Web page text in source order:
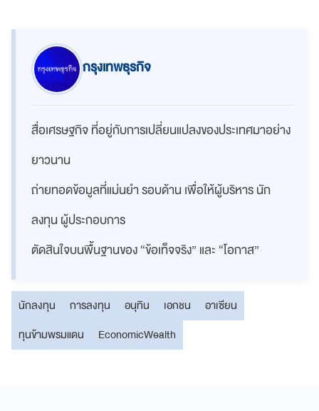
กรุงเทพธุรกิจ
สื่อเศรษฐกิจ ที่อยู่กับการเปลี่ยนแปลงของประเทศมาอย่าง
ยาวนาน
ถ่ายทอดข้อมูลที่แม่นยำ รอบด้าน เพื่อให้ผู้บริหาร นัก
ลงทุน ผู้ประกอบการ
ตัดสินใจบนพื้นฐานของ “ข้อเท็จจริง” และ “โอกาส”
นักลงทุน การลงทุน อนุทิน เอกชน
อาเซียน
ทุนข้ามพรมแดน
EconomicWealth